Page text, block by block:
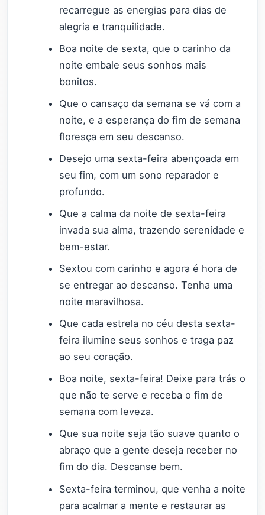
recarregue as energias para dias de
alegria e tranquilidade.
Boa noite de sexta, que o carinho da
noite embale seus sonhos mais
bonitos.
Que o cansaço da semana se vá com a
noite, e a esperança do fim de semana
floresça em seu descanso.
Desejo uma sexta-feira abençoada em
seu fim, com um sono reparador e
profundo.
Que a calma da noite de sexta-feira
invada sua alma, trazendo serenidade e
bem-estar.
Sextou com carinho e agora é hora de
se entregar ao descanso. Tenha uma
noite maravilhosa.
Que cada estrela no céu desta sexta-
feira ilumine seus sonhos e traga paz
ao seu coração.
Boa noite, sexta-feira! Deixe para trás o
que não te serve e receba o fim de
semana com leveza.
Que sua noite seja tão suave quanto o
abraço que a gente deseja receber no
fim do dia. Descanse bem.
Sexta-feira terminou, que venha a noite
para acalmar a mente e restaurar as